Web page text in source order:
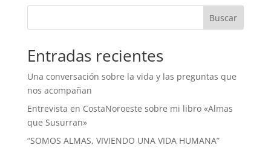
Buscar
Entradas recientes
Una conversación sobre la vida y las preguntas que
nos acompañan
Entrevista en CostaNoroeste sobre mi libro «Almas
que Susurran»
“SOMOS ALMAS, VIVIENDO UNA VIDA HUMANA”